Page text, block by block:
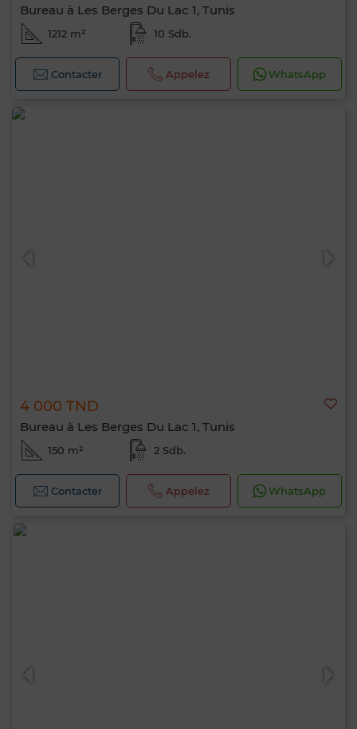
Bureau à Les Berges Du Lac 1, Tunis
1212 m² 10 Sdb.
Contacter Appelez WhatsApp
4 000 TND
Bureau à Les Berges Du Lac 1, Tunis
150 m² 2 Sdb.
Contacter Appelez WhatsApp